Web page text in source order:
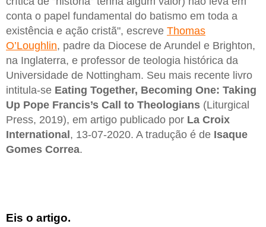
conta o papel fundamental do batismo em toda a
existência e ação cristã", escreve Thomas
O’Loughlin, padre da Diocese de Arundel e Brighton,
na Inglaterra, e professor de teologia histórica da
Universidade de Nottingham. Seu mais recente livro
intitula-se Eating Together, Becoming One: Taking
Up Pope Francis’s Call to Theologians (Liturgical
Press, 2019), em artigo publicado por La Croix
International , 13-07-2020. A tradução é de Isaque
Gomes Correa.
Eis o artigo.